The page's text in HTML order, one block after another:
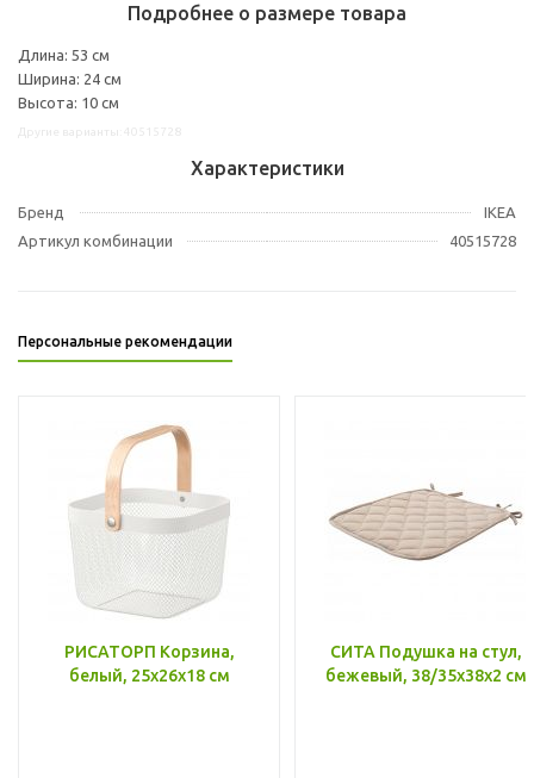
Подробнее о размере товара
Длина: 53 см
Ширина: 24 см
Высота: 10 см
Характеристики
Бренд
IKEA
Артикул комбинации
40515728
Персональные рекомендации
РИСАТОРП Корзина,
белый, 25x26x18 см
СИТА Подушка на стул,
бежевый, 38/35x38x2 см